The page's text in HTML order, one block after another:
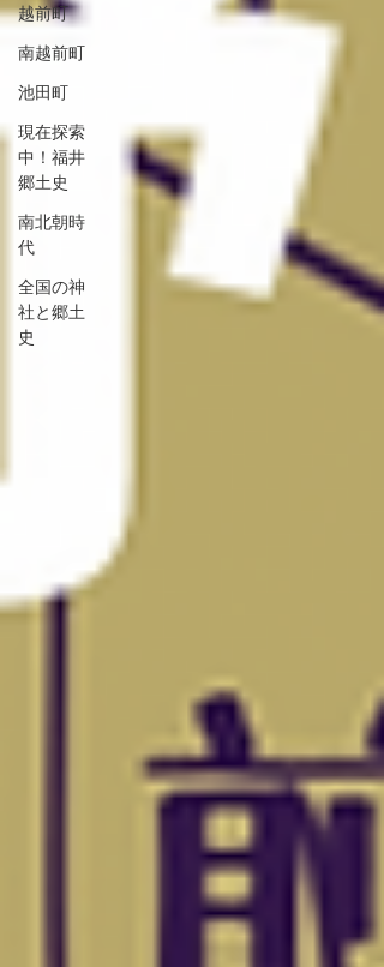
越前町
南越前町
池田町
現在探索
中！福井
郷土史
南北朝時
代
全国の神
社と郷土
史